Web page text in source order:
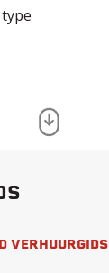
VERHUURGIDS